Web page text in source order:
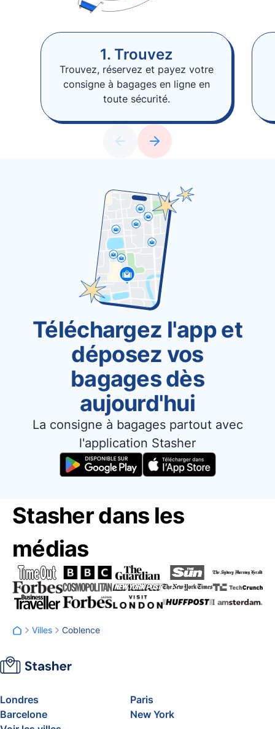
1. Trouvez
Trouvez, réservez et payez votre
consigne à bagages en ligne en
toute sécurité.
Téléchargez l'app et
déposez vos
bagages dès
aujourd'hui
La consigne à bagages partout avec
l'application Stasher
Stasher dans les
médias
Villes Coblence
Londres
Paris
Barcelone
New York